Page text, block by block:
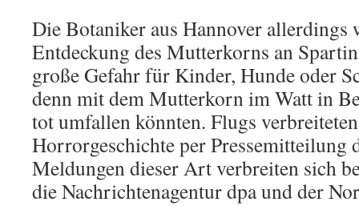
Die Botaniker aus Hannover allerdings
Entdeckung des Mutterkorns an
große Gefahr für Kinder, Hunde oder
denn mit dem Mutterkorn im Watt in
tot umfallen könnten. Flugs
Horrorgeschichte per Pressemitteilung
Meldungen dieser Art verbreiten sich
die Nachrichtenagentur dpa und der